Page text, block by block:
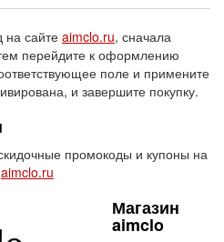
на сайте aimclo.ru, сначала
перейдите к оформлению
поле и примените
и завершите покупку.
промокоды и купоны на
aimclo.ru
Магазин
aimclo